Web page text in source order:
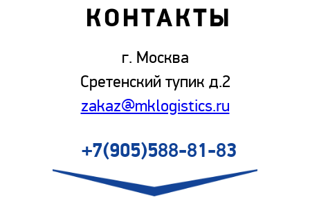
КОНТАКТЫ
г. Москва
Сретенский тупик д.2
zakaz@mklogistics.ru
+7(905)588-81-83